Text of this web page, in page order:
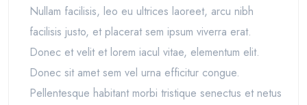
Nullam facilisis, leo eu ultrices laoreet, arcu nibh
facilisis justo, et placerat sem ipsum viverra erat.
Donec et velit et lorem iacul vitae, elementum elit.
Donec sit amet sem vel urna efficitur congue.
Pellentesque habitant morbi tristique senectus et netus